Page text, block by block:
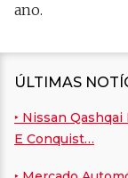
ano.
ÚLTIMAS
‣ Nissan
E Conquist…